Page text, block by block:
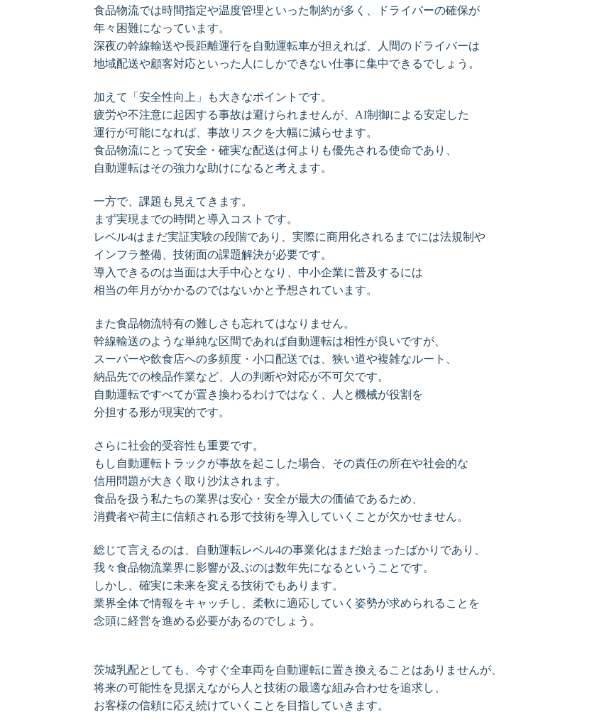
食品物流では時間指定や温度管理といった制約が多く、ドライバーの確保が
年々困難になっています。
深夜の幹線輸送や長距離運行を自動運転車が担えれば、人間のドライバーは
地域配送や顧客対応といった人にしかできない仕事に集中できるでしょう。
加えて「安全性向上」も大きなポイントです。
疲労や不注意に起因する事故は避けられませんが、AI制御による安定した
運行が可能になれば、事故リスクを大幅に減らせます。
食品物流にとって安全・確実な配送は何よりも優先される使命であり、
自動運転はその強力な助けになると考えます。
一方で、課題も見えてきます。
まず実現までの時間と導入コストです。
レベル4はまだ実証実験の段階であり、実際に商用化されるまでには法規制や
インフラ整備、技術面の課題解決が必要です。
導入できるのは当面は大手中心となり、中小企業に普及するには
相当の年月がかかるのではないかと予想されています。
また食品物流特有の難しさも忘れてはなりません。
幹線輸送のような単純な区間であれば自動運転は相性が良いですが、
スーパーや飲食店への多頻度・小口配送では、狭い道や複雑なルート、
納品先での検品作業など、人の判断や対応が不可欠です。
自動運転ですべてが置き換わるわけではなく、人と機械が役割を
分担する形が現実的です。
さらに社会的受容性も重要です。
もし自動運転トラックが事故を起こした場合、その責任の所在や社会的な
信用問題が大きく取り沙汰されます。
食品を扱う私たちの業界は安心・安全が最大の価値であるため、
消費者や荷主に信頼される形で技術を導入していくことが欠かせません。
総じて言えるのは、自動運転レベル4の事業化はまだ始まったばかりであり、
我々食品物流業界に影響が及ぶのは数年先になるということです。
しかし、確実に未来を変える技術でもあります。
業界全体で情報をキャッチし、 柔軟に適応していく姿勢が求められることを
念頭に経営を進める必要があるのでしょう。
茨城乳配としても、今すぐ全車両を自動運転に置き換えることはありませんが、
将来の可能性を見据えながら人と技術の最適な組み合わせを追求し、
お客様の信頼に応え続けていくことを目指していきます。